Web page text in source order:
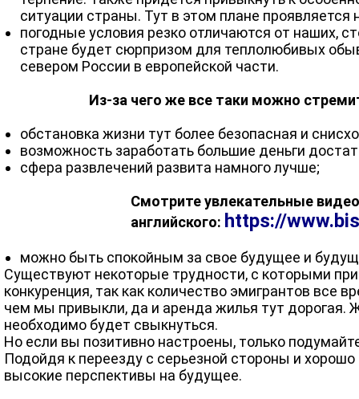
ситуации страны. Тут в этом плане проявляется
погодные условия резко отличаются от наших,
стране будет сюрпризом для теплолюбивых
севером России в европейской части.
Из-за чего же все таки можно
обстановка жизни тут более безопасная и
возможность заработать большие деньги
сфера развлечений развита намного лучше;
Смотрите увлекательные
английского: https://
можно быть спокойным за свое будущее и
Существуют некоторые трудности, с которыми
конкуренция, так как количество эмигрантов все
чем мы привыкли, да и аренда жилья тут дорогая.
необходимо будет свыкнуться.
Но если вы позитивно настроены, только
Подойдя к переезду с серьезной стороны и
высокие перспективы на будущее.